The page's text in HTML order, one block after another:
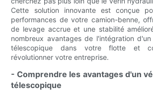
Cette solution innovante est conçue
performances de votre camion-benne,
de levage accrue et une stabilité
nombreux avantages de l'intégration
télescopique dans votre flotte et
révolutionner votre entreprise.
- Comprendre les avantages d'un
télescopique